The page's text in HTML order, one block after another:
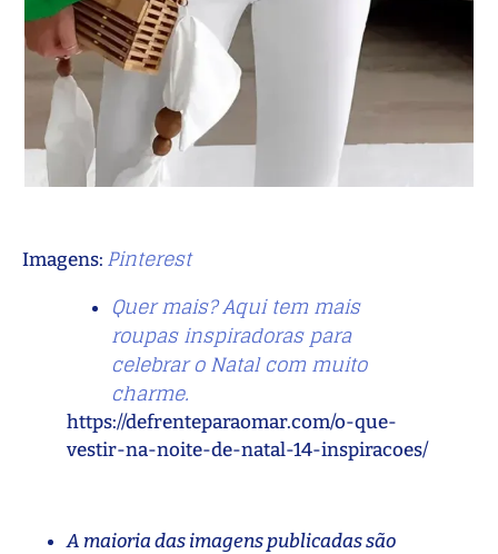
Imagens: Pinterest
Quer mais? Aqui tem mais
roupas inspiradoras para
celebrar o Natal com muito
charme.
https://defrenteparaomar.com/o-que-
vestir-na-noite-de-natal-14-inspiracoes/
A maioria das imagens publicadas são